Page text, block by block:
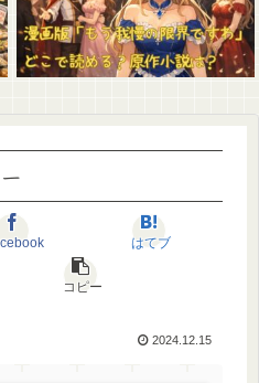
はてブ
コピー
2024.12.15